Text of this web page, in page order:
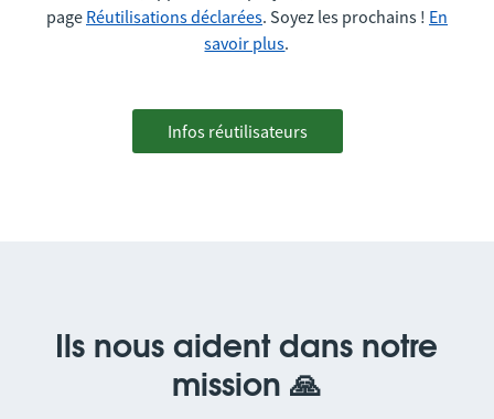
page Réutilisations déclarées. Soyez les prochains ! En
savoir plus.
Infos réutilisateurs
Ils nous aident dans notre
mission 🙏‍